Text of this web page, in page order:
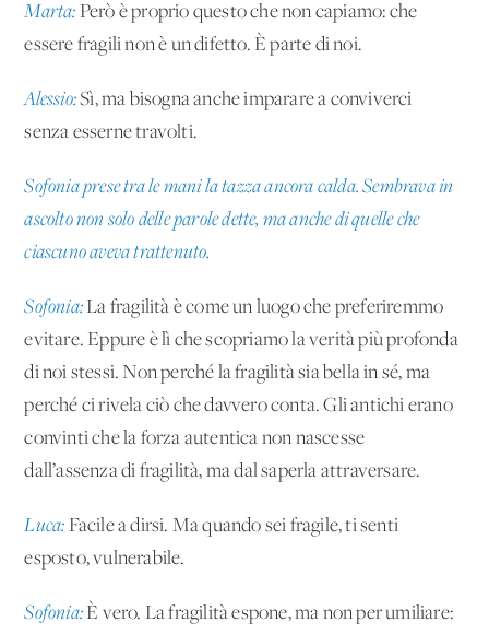
Marta: Però è proprio questo che non capiamo: che
essere fragili non è un difetto. È parte di noi.
Alessio:Sì, ma bisogna anche imparare a conviverci
senza esserne travolti.
Sofonia prese tra le mani la tazza ancora calda. Sembrava in
ascolto non solo delle parole dette, ma anche di quelle che
ciascuno aveva trattenuto.
Sofonia:La fragilità è come un luogo che preferiremmo
evitare. Eppure è lì che scopriamo la verità più profonda
di noi stessi. Non perché la fragilità sia bella in sé, ma
perché ci rivela ciò che davvero conta. Gli antichi erano
convinti che la forza autentica non nascesse
dall’assenza di fragilità, ma dal saperla attraversare.
Luca: Facile a dirsi. Ma quando sei fragile, ti senti
esposto, vulnerabile.
Sofonia:È vero. La fragilità espone, ma non per umiliare: